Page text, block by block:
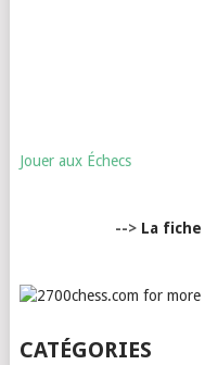
Jouer aux Échecs
--> La fiche
CATÉGORIES